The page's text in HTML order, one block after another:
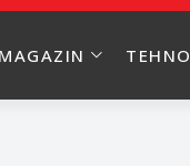
MAGAZIN TEHNO